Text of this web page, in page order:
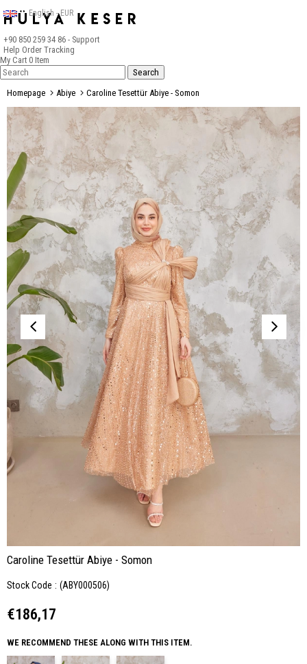
+90 850 259 34 86 - Support
Help Order Tracking
English - EUR
My Cart 0 Item
Homepage Abiye Caroline Tesettür Abiye - Somon
Caroline Tesettür Abiye - Somon
Stock Code (ABY000506)
€186,17
WE RECOMMEND THESE ALONG WITH THIS ITEM.